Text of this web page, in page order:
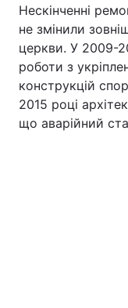
Нескінченні
не змінили
церкви. У 2009-
роботи з
конструкцій
2015 році
що аварійний